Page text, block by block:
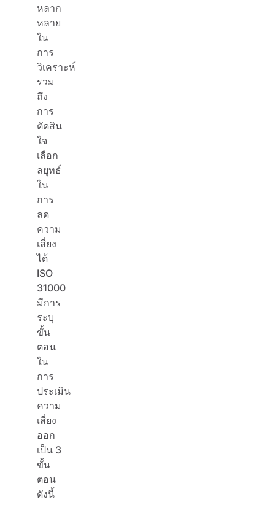
หลาก
หลาย
ใน
การ
วิเคราะห์
รวม
ถึง
การ
ตัดสิน
ใจ
เลือก
ลยุทธ์
ใน
การ
ลด
ความ
เสี่ยง
ได้
ISO
31000
มีการ
ระบุ
ขั้น
ตอน
ใน
การ
ประเมิน
ความ
เสี่ยง
ออก
เป็น 3
ขั้น
ตอน
ดังนี้